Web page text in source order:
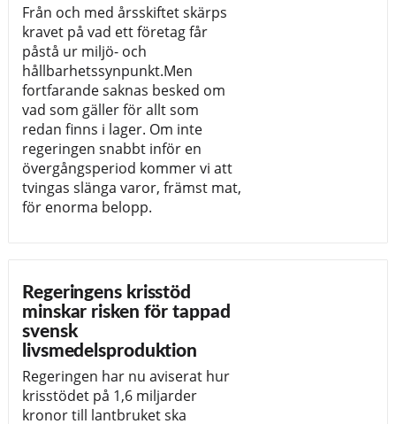
Från och med årsskiftet skärps
kravet på vad ett företag får
påstå ur miljö- och
hållbarhetssynpunkt.Men
fortfarande saknas besked om
vad som gäller för allt som
redan finns i lager. Om inte
regeringen snabbt inför en
övergångsperiod kommer vi att
tvingas slänga varor, främst mat,
för enorma belopp.
Regeringens krisstöd
minskar risken för tappad
svensk
livsmedelsproduktion
Regeringen har nu aviserat hur
krisstödet på 1,6 miljarder
kronor till lantbruket ska